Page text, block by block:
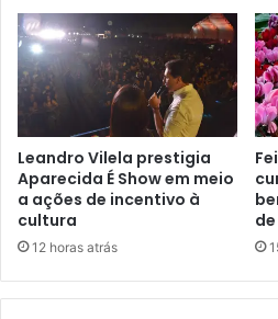
Leandro Vilela prestigia
Aparecida É Show em meio
a ações de incentivo à
cultura
12 horas atrás